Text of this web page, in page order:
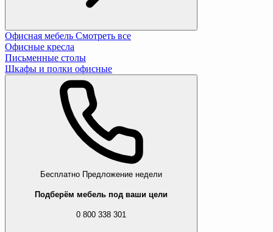
Офисная мебель Смотреть все
Офисные кресла
Письменные столы
Шкафы и полки офисные
Бесплатно Предложение недели
Подберём мебель под ваши цели
0 800 338 301